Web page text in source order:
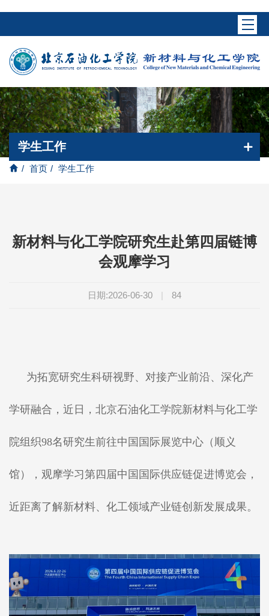
/ 首页 / 学生工作
学生工作
新材料与化工学院研究生赴第四届链博
会观摩学习
日期:2026-06-30 | 84
为拓宽研究生科研视野、对接产业前沿、深化产
学研融合，近日，北京石油化工学院新材料与化工学
院组织98名研究生前往中国国际展览中心（顺义
馆），观摩学习第四届中国国际供应链促进博览会，
近距离了解新材料、化工领域产业链创新发展成果。